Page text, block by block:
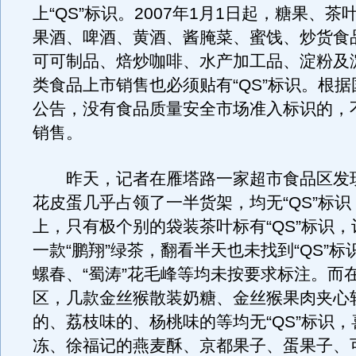
上“QS”标识。2007年1月1日起，糖果、茶
果酒、啤酒、黄酒、酱腌菜、蜜饯、炒货食
可可制品、焙炒咖啡、水产加工品、淀粉及
类食品上市销售也必须贴有“QS”标识。根
公告，没有食品质量安全市场准入标识的，
销售。
昨天，记者在雁塔路一家超市食品区发
花皮蛋几乎占领了一半货架，均无“QS”标
上，只有极个别的袋装茶叶标有“QS”标识
一款“鹏翔”绿茶，翻看半天也未找到“QS”标
螺春、“蜀涛”花毛峰等均未按要求标注。而
区，几款金丝猴散装奶糖、金丝猴果肉夹心
的、荔枝味的、杨桃味的等均无“QS”标识
冻、徐福记的燕麦酥、京都果子、蛋果子、